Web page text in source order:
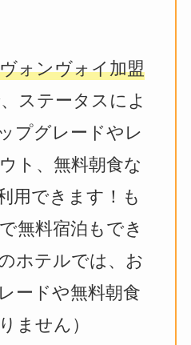
ォンヴォイ加盟
ステータスによ
プグレードやレ
ト、無料朝食な
用できます！も
無料宿泊もでき
ホテルでは、お
ードや無料朝食
ません）